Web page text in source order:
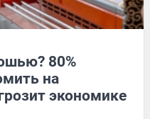
80%
на
экономике